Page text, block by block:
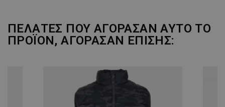
ΠΕΛΆΤΕΣ ΠΟΥ ΑΓΌΡΑΣΑΝ ΑΥΤΌ ΤΟ
ΠΡΟΪΌΝ, ΑΓΌΡΑΣΑΝ ΕΠΊΣΗΣ: